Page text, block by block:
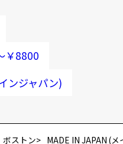
し込み
￥8800
ンジャパン)
ボストン MADE IN JAPAN (